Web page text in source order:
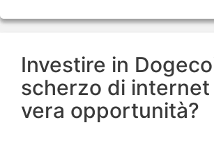
Investire in
scherzo di internet
vera opportunità?